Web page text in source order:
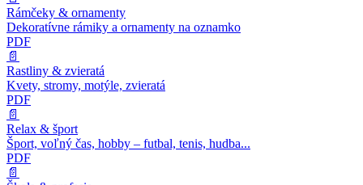
Rámčeky & ornamenty
Dekoratívne rámiky a ornamenty na oznamko
PDF
📄
Rastliny & zvieratá
Kvety, stromy, motýle, zvieratá
PDF
📄
Relax & šport
Šport, voľný čas, hobby – futbal, tenis, hudba...
PDF
📄